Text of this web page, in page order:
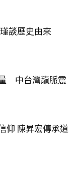
談歷史由來
中台灣龍脈震
仰 陳昇宏傳承道